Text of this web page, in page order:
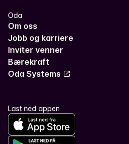
Oda
Om oss
Jobb og karriere
Inviter venner
Bærekraft
Oda Systems
Last ned appen